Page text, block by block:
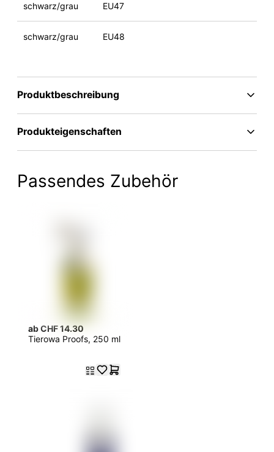
schwarz/grau EU47
schwarz/grau EU48
Produktbeschreibung
Produkteigenschaften
Passendes Zubehör
ab CHF 14.30
Tierowa Proofs, 250 ml